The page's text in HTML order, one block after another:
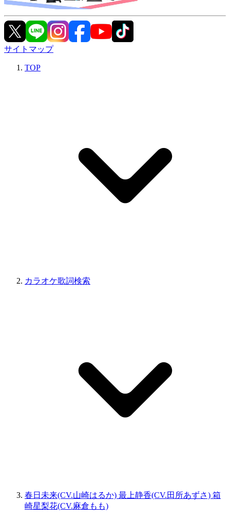
サイトマップ
TOP
カラオケ歌詞検索
春日未来(CV.山崎はるか) 最上静香(CV.田所あずさ) 箱
崎星梨花(CV.麻倉もも)